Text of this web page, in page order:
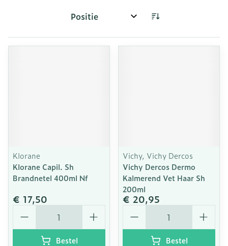
Sorteer op:
Klorane
Klorane Capil. Sh
Brandnetel 400ml Nf
€ 17,50
Aantal
Bestel
Vichy, Vichy Dercos
Vichy Dercos Dermo
Kalmerend Vet Haar Sh
200ml
€ 20,95
Aantal
Bestel